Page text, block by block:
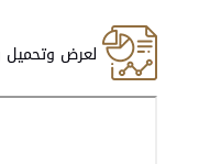
لعرض وتحميل